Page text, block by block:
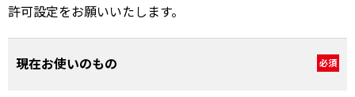
許可設定をお願いいたします。
現在お使いのもの 必須